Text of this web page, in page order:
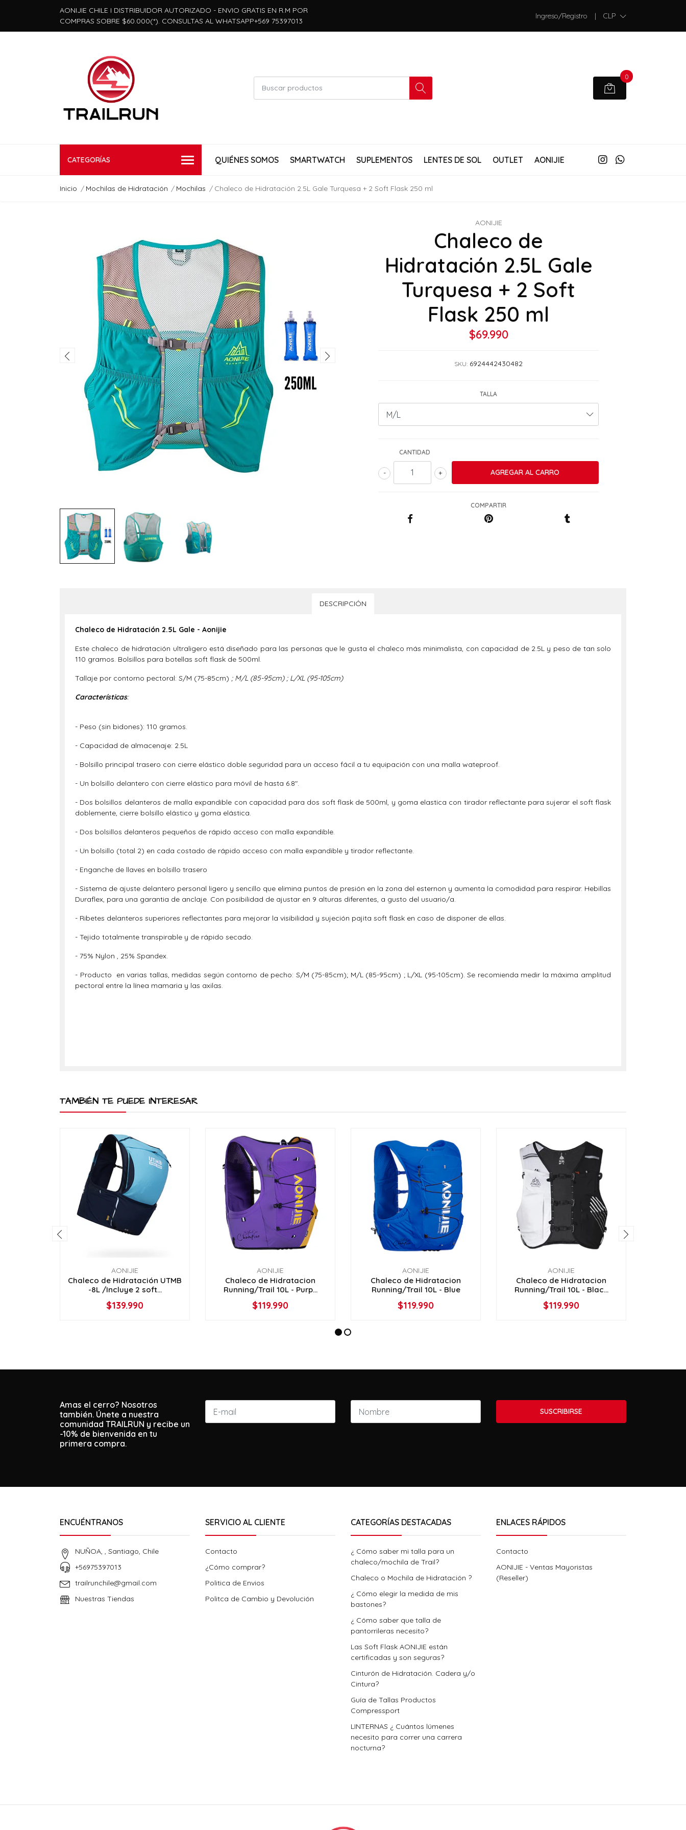
AONIJIE CHILE I DISTRIBUIDOR AUTORIZADO - ENVIO GRATIS EN R.M POR
COMPRAS SOBRE $60.000(*). CONSULTAS AL WHATSAPP+569 75397013
Ingreso/Registro | CLP
0
CATEGORÍAS QUIÉNES SOMOS SMARTWATCH SUPLEMENTOS LENTES DE SOL OUTLET AONIJIE
Inicio Mochilas de Hidratación Mochilas Chaleco de Hidratación 2.5L Gale Turquesa + 2 Soft Flask 250 ml
AONIJIE
Chaleco de
Hidratación 2.5L Gale
Turquesa + 2 Soft
Flask 250 ml
$69.990
SKU: 6924442430482
TALLA
CANTIDAD
+
-
COMPARTIR
DESCRIPCIÓN
Chaleco de Hidratación 2.5L Gale - Aonijie
Este chaleco de hidratación ultraligero está diseñado para las personas que le gusta el chaleco más minimalista, con capacidad de 2.5L y peso de tan solo
110 gramos. Bolsillos para botellas soft flask de 500ml.
Tallaje por contorno pectoral: S/M (75-85cm) ; M/L (85-95cm) ; L/XL (95-105cm)
Características:
- Peso (sin bidones): 110 gramos.
- Capacidad de almacenaje: 2.5L
- Bolsillo principal trasero con cierre elástico doble seguridad para un acceso fácil a tu equipación con una malla wateproof.
- Un bolsillo delantero con cierre elástico para móvil de hasta 6.8".
- Dos bolsillos delanteros de malla expandible con capacidad para dos soft flask de 500ml, y goma elastica con tirador reflectante para sujerar el soft flask
doblemente, cierre bolsillo elástico y goma elástica.
- Dos bolsillos delanteros pequeños de rápido acceso con malla expandible.
- Un bolsillo (total 2) en cada costado de rápido acceso con malla expandible y tirador reflectante.
- Enganche de llaves en bolsillo trasero
- Sistema de ajuste delantero personal ligero y sencillo que elimina puntos de presión en la zona del esternon y aumenta la comodidad para respirar. Hebillas
Duraflex, para una garantia de anclaje. Con posibilidad de ajustar en 9 alturas diferentes, a gusto del usuario/a.
- Ribetes delanteros superiores reflectantes para mejorar la visibilidad y sujeción pajita soft flask en caso de disponer de ellas.
- Tejido totalmente transpirable y de rápido secado.
- 75% Nylon , 25% Spandex.
- Producto en varias tallas, medidas según contorno de pecho: S/M (75-85cm); M/L (85-95cm) ; L/XL (95-105cm). Se recomienda medir la máxima amplitud
pectoral entre la línea mamaria y las axilas.
TAMBIÉN TE PUEDE INTERESAR
AONIJIE
Chaleco de Hidratación UTMB
-8L /Incluye 2 soft...
VER OPCIONES
$139.990
AONIJIE
Chaleco de Hidratacion
Running/Trail 10L - Purp...
VER OPCIONES
$119.990
AONIJIE
Chaleco de Hidratacion
Running/Trail 10L - Blue
VER OPCIONES
$119.990
AONIJIE
Chaleco de Hidratacion
Running/Trail 10L - Blac...
VER OPCIONES
$119.990
Amas el cerro? Nosotros
también. Únete a nuestra
comunidad TRAILRUN y recibe un
-10% de bienvenida en tu
primera compra.
SUSCRIBIRSE
ENCUÉNTRANOS
NUÑOA, , Santiago, Chile
+56975397013
trailrunchile@gmail.com
Nuestras Tiendas
SERVICIO AL CLIENTE
Contacto
¿Cómo comprar?
Politica de Envios
Politca de Cambio y Devolución
CATEGORÍAS DESTACADAS
¿ Cómo saber mi talla para un
chaleco/mochila de Trail?
Chaleco o Mochila de Hidratación ?
¿ Cómo elegir la medida de mis
bastones?
¿ Cómo saber que talla de
pantorrileras necesito?
Las Soft Flask AONIJIE están
certificadas y son seguras?
Cinturón de Hidratación. Cadera y/o
Cintura?
Guía de Tallas Productos
Compressport
LINTERNAS ¿ Cuántos lúmenes
necesito para correr una carrera
nocturna?
ENLACES RÁPIDOS
Contacto
AONIJIE - Ventas Mayoristas
(Reseller)